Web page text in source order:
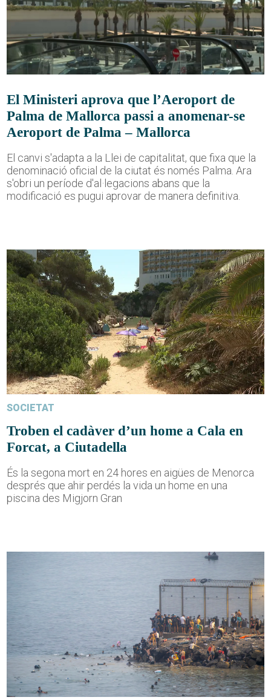
El Ministeri aprova que l’Aeroport de
Palma de Mallorca passi a anomenar-se
Aeroport de Palma – Mallorca
El canvi s'adapta a la Llei de capitalitat, que fixa que la
denominació oficial de la ciutat és només Palma. Ara
s'obri un període d'al·legacions abans que la
modificació es pugui aprovar de manera definitiva.
SOCIETAT
Troben el cadàver d’un home a Cala en
Forcat, a Ciutadella
És la segona mort en 24 hores en aigües de Menorca
després que ahir perdés la vida un home en una
piscina des Migjorn Gran